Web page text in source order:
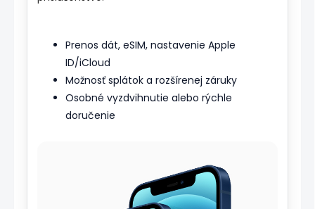
Prenos dát, eSIM, nastavenie Apple
ID/iCloud
Možnosť splátok a rozšírenej záruky
Osobné vyzdvihnutie alebo rýchle
doručenie